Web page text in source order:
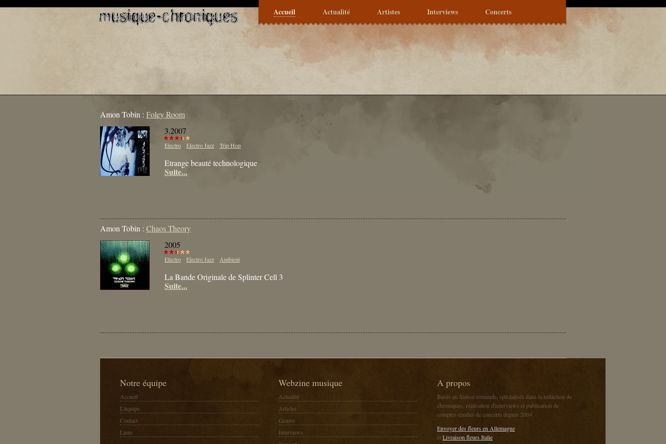
Accueil Actualité Artistes Interviews Concerts
Amon Tobin : Foley Room
3.2007
Electro Electro Jazz Trip Hop
Etrange beauté technologique
Suite...
Amon Tobin : Chaos Theory
2005
Electro Electro Jazz Ambient
La Bande Originale de Splinter Cell 3
Suite...
Notre équipe
Accueil
L'équipe
Contact
Liens
Webzine musique
Actualité
Artistes
Genres
Interviews
A propos
Basés en Suisse romande, spécialisés dans la rédaction de
chroniques, réalisation d'interviews et publication de
comptes-rendus de concerts depuis 2004
Envoyer des fleurs en Allemagne
etLivraison fleurs Italie